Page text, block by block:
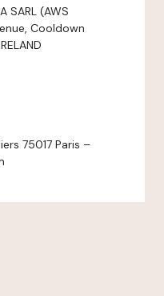
SARL (AWS
Cooldown
75017 Paris –